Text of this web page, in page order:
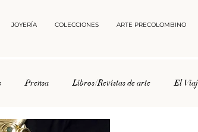
JOYERÍA COLECCIONES ARTE PRECOLOMBINO
Prensa Libros/Revistas de arte El